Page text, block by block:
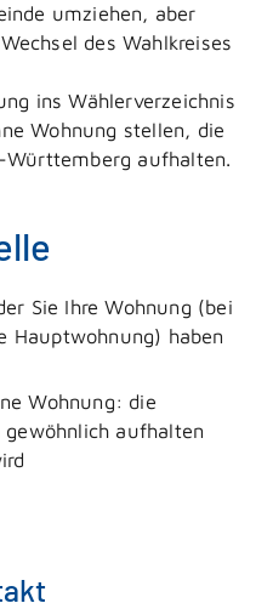
umziehen, aber
des Wahlkreises
ins Wählerverzeichnis
Wohnung stellen, die
Württemberg aufhalten.
Sie Ihre Wohnung (bei
Hauptwohnung) haben
Wohnung: die
gewöhnlich aufhalten